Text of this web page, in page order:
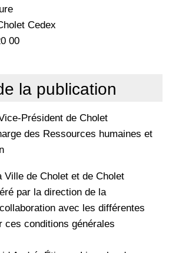
Cedex
00
la publication
Président de Cholet
des Ressources humaines et
Ville de Cholet et de Cholet
par la direction de la
avec les différentes
ces conditions générales